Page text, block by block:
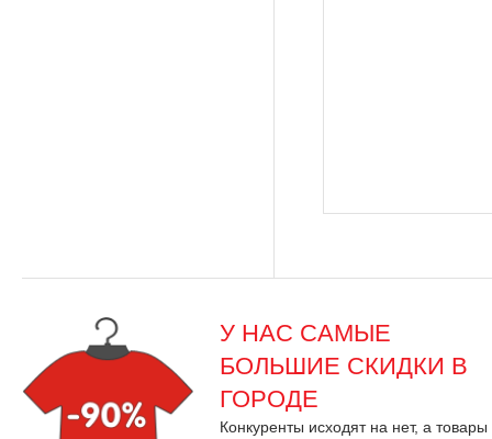
У НАС САМЫЕ
БОЛЬШИЕ СКИДКИ В
ГОРОДЕ
Конкуренты исходят на нет, а товары